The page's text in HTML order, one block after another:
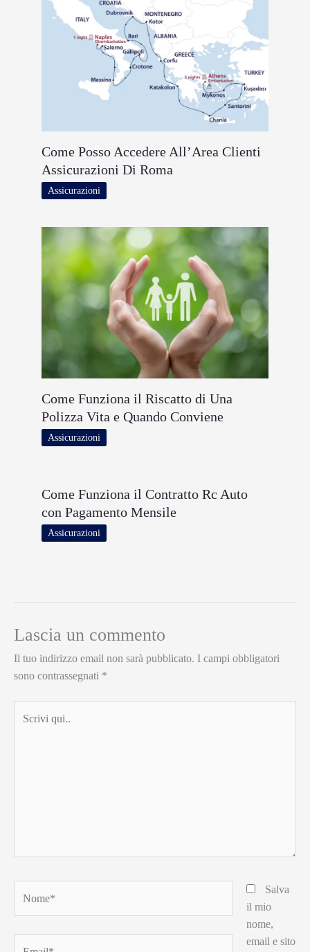
Come Posso Accedere All’Area Clienti
Assicurazioni Di Roma
Assicurazioni
Come Funziona il Riscatto di Una
Polizza Vita e Quando Conviene
Assicurazioni
Come Funziona il Contratto Rc Auto
con Pagamento Mensile
Assicurazioni
Lascia un commento
Il tuo indirizzo email non sarà pubblicato. I campi obbligatori
sono contrassegnati *
qui..
Salva
il mio
nome,
email e sito